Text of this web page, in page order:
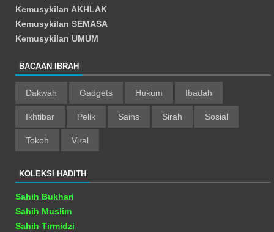
Kemusykilan AKHLAK
Kemusykilan SEMASA
Kemusykilan UMUM
BACAAN IBRAH
Dakwah Gadgets Hukum Ibadah
Ikhtibar Pelik Sains Sirah Sosial
Tokoh Viral
KOLEKSI HADITH
Sahih Bukhari
Sahih Muslim
Sahih Tirmidzi